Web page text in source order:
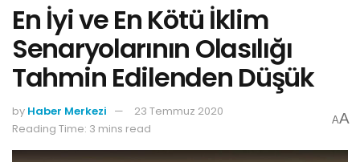
En İyi ve En Kötü İklim
Senaryolarının Olasılığı
Tahmin Edilenden Düşük
by Haber Merkezi
23 Temmuz 2020
Reading Time: 3 mins read
AA